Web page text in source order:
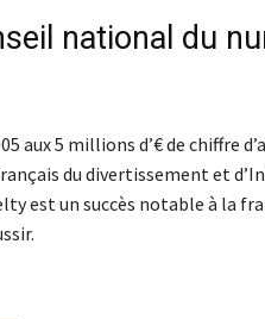
national du
aux 5 millions d’€ de chiffre
du divertissement et
est un succès notable à la